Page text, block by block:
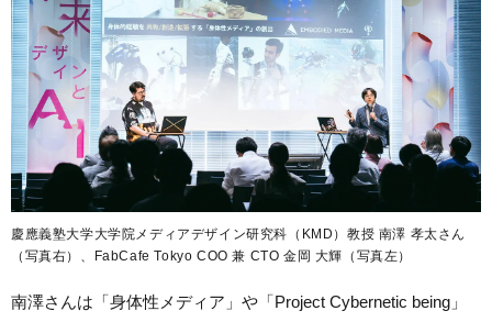
慶應義塾大学大学院メディアデザイン研究科（KMD）教授 南澤 孝太さん
（写真右）、FabCafe Tokyo COO 兼 CTO 金岡 大輝（写真左）
南澤さんは「身体性メディア」や「Project Cybernetic being」